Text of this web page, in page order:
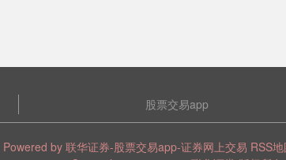
股票交易app
Powered by 联华证券-股票交易app-证券网上交易 RSS